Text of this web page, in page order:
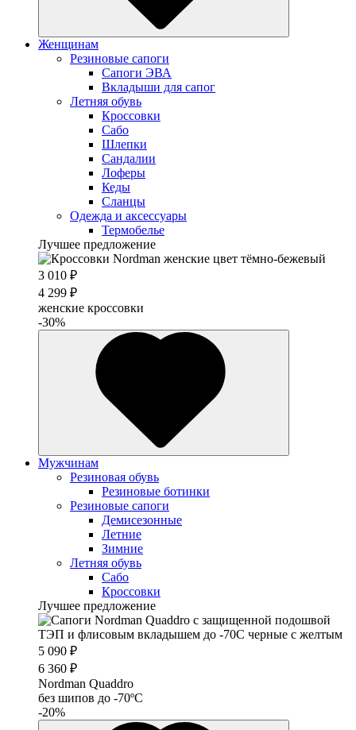
Женщинам
Резиновые сапоги
Cапоги ЭВА
Вкладыши для сапог
Летняя обувь
Кроссовки
Сабо
Шлепки
Сандалии
Лоферы
Кеды
Сланцы
Одежда и аксессуары
Термобелье
Лучшее предложение
3 010 ₽
4 299 ₽
женские кроссовки
-30%
Мужчинам
Резиновая обувь
Резиновые ботинки
Резиновые сапоги
Демисезонные
Летние
Зимние
Летняя обувь
Сабо
Кроссовки
Лучшее предложение
5 090 ₽
6 360 ₽
Nordman Quaddro
без шипов до -70ºС
-20%